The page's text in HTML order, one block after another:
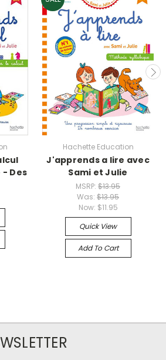
- Des
Hachette Education
J'apprends a lire avec
Sami et Julie
MSRP: $13.95
Was: $13.95
Now: $11.95
Quick View
Add To Cart